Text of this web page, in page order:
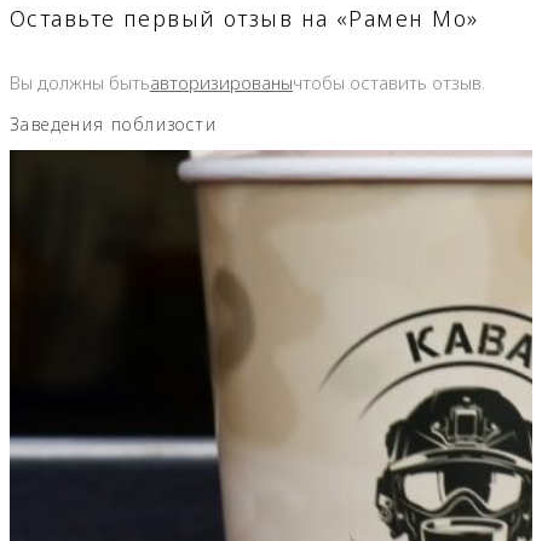
Оставьте первый отзыв на «Рамен Мо»
Вы должны бытьавторизированычтобы оставить отзыв.
Заведения поблизости